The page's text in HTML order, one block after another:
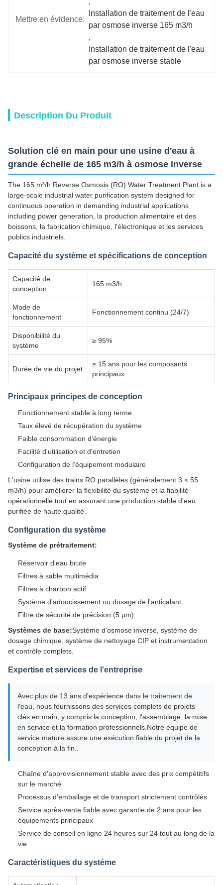
Mettre en évidence:
Installation de traitement de l'eau
par osmose inverse 165 m3/h
,
Installation de traitement de l'eau
par osmose inverse stable
Description Du Produit
Solution clé en main pour une usine d'eau à
grande échelle de 165 m3/h à osmose inverse
The 165 m³/h Reverse Osmosis (RO) Water Treatment Plant is a
large-scale industrial water purification system designed for
continuous operation in demanding industrial applications
including power generation, la production alimentaire et des
boissons, la fabrication chimique, l'électronique et les services
publics industriels.
Capacité du système et spécifications de conception
Capacité de
conception
165 m3/h
Mode de
fonctionnement
Fonctionnement continu (24/7)
Disponibilité du
système
≥ 95%
Durée de vie du projet
≥ 15 ans pour les composants
principaux
Principaux principes de conception
Fonctionnement stable à long terme
Taux élevé de récupération du système
Faible consommation d'énergie
Facilité d'utilisation et d'entretien
Configuration de l'équipement modulaire
L'usine utilise des trains RO parallèles (généralement 3 × 55
m3/h) pour améliorer la flexibilité du système et la fiabilité
opérationnelle tout en assurant une production stable d'eau
purifiée de haute qualité.
Configuration du système
Système de prétraitement:
Réservoir d'eau brute
Filtres à sable multimédia
Filtres à charbon actif
Système d'adoucissement ou dosage de l'anticalant
Filtre de sécurité de précision (5 μm)
Systèmes de base:Système d'osmose inverse, système de
dosage chimique, système de nettoyage CIP et instrumentation
et contrôle complets.
Expertise et services de l'entreprise
Avec plus de 13 ans d'expérience dans le traitement de
l'eau, nous fournissons des services complets de projets
clés en main, y compris la conception, l'assemblage, la mise
en service et la formation professionnels.Notre équipe de
service mature assure une exécution fiable du projet de la
conception à la fin..
Chaîne d'approvisionnement stable avec des prix compétitifs
sur le marché
Processus d'emballage et de transport strictement contrôlés
Service après-vente fiable avec garantie de 2 ans pour les
équipements principaux
Service de conseil en ligne 24 heures sur 24 tout au long de la
vie
Caractéristiques du système